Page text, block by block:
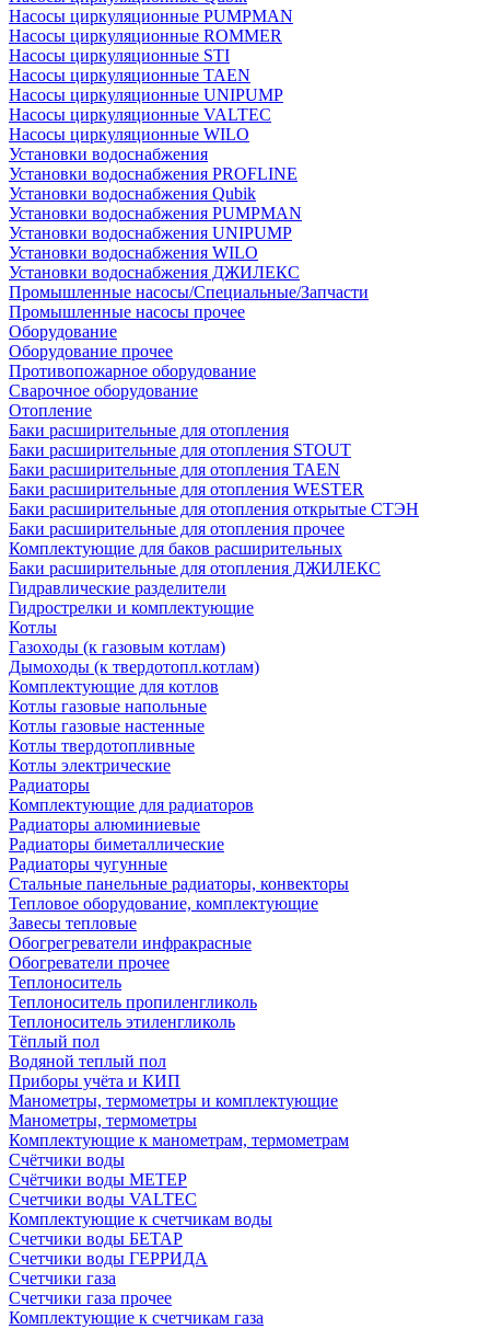
Насосы циркуляционные PUMPMAN
Насосы циркуляционные ROMMER
Насосы циркуляционные STI
Насосы циркуляционные TAEN
Насосы циркуляционные UNIPUMP
Насосы циркуляционные VALTEC
Насосы циркуляционные WILO
Установки водоснабжения
Установки водоснабжения PROFLINE
Установки водоснабжения Qubik
Установки водоснабжения PUMPMAN
Установки водоснабжения UNIPUMP
Установки водоснабжения WILO
Установки водоснабжения ДЖИЛЕКС
Промышленные насосы/Специальные/Запчасти
Промышленные насосы прочее
Оборудование
Оборудование прочее
Противопожарное оборудование
Сварочное оборудование
Отопление
Баки расширительные для отопления
Баки расширительные для отопления STOUT
Баки расширительные для отопления TAEN
Баки расширительные для отопления WESTER
Баки расширительные для отопления открытые СТЭН
Баки расширительные для отопления прочее
Комплектующие для баков расширительных
Баки расширительные для отопления ДЖИЛЕКС
Гидравлические разделители
Гидрострелки и комплектующие
Котлы
Газоходы (к газовым котлам)
Дымоходы (к твердотопл.котлам)
Комплектующие для котлов
Котлы газовые напольные
Котлы газовые настенные
Котлы твердотопливные
Котлы электрические
Радиаторы
Комплектующие для радиаторов
Радиаторы алюминиевые
Радиаторы биметаллические
Радиаторы чугунные
Стальные панельные радиаторы, конвекторы
Тепловое оборудование, комплектующие
Завесы тепловые
Обогрегреватели инфракрасные
Обогреватели прочее
Теплоноситель
Теплоноситель пропиленгликоль
Теплоноситель этиленгликоль
Тёплый пол
Водяной теплый пол
Приборы учёта и КИП
Манометры, термометры и комплектующие
Манометры, термометры
Комплектующие к манометрам, термометрам
Счётчики воды
Счётчики воды МЕТЕР
Счетчики воды VALTEC
Комплектующие к счетчикам воды
Счетчики воды БЕТАР
Счетчики воды ГЕРРИДА
Счетчики газа
Счетчики газа прочее
Комплектующие к счетчикам газа